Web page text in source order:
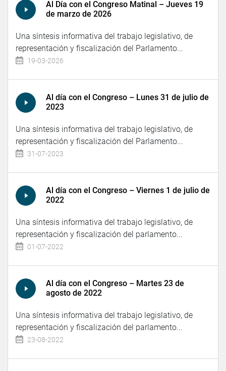
Al Día con el Congreso Matinal – Jueves 19
de marzo de 2026
Una síntesis informativa del trabajo legislativo, de
representación y fiscalización del Parlamento...
19-03-2026
Al día con el Congreso – Lunes 31 de julio de
2023
Una síntesis informativa del trabajo legislativo, de
representación y fiscalización del Parlamento...
31-07-2023
Al día con el Congreso – Viernes 1 de julio de
2022
Una síntesis informativa del trabajo legislativo, de
representación y fiscalización del parlamento...
01-07-2022
Al día con el Congreso – Martes 23 de
agosto de 2022
Una síntesis informativa del trabajo legislativo, de
representación y fiscalización del parlamento...
23-08-2022